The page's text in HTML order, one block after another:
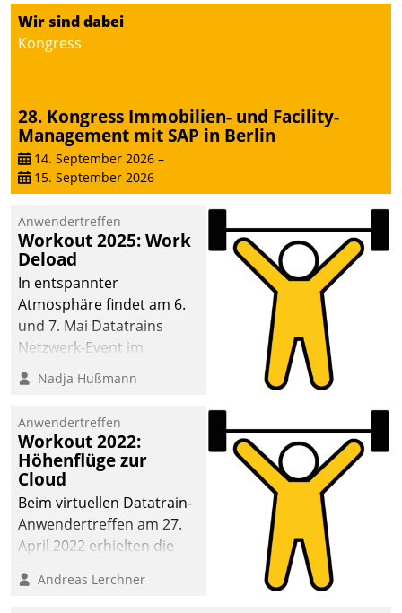
Wir sind dabei
Kongress
28. Kongress Immobilien- und Facility-
Management mit SAP in Berlin
14. September 2026 –
15. September 2026
Anwendertreffen
Workout 2025: Work
Deload
In entspannter
Atmosphäre findet am 6.
und 7. Mai Datatrains
Netzwerk-Event im
Kunden- und Partnerkreis
statt. Zentrale Frage: Wie
Mammutprojekte
meistern und Workloads
wuppen – bei zunehmend
anspruchsvollen
Aufgaben und
abnehmendem
Nadja Hußmann
Anwendertreffen
Workout 2022:
Höhenflüge zur
Cloud
Beim virtuellen Datatrain-
Anwendertreffen am 27.
April 2022 erhielten die
Teilnehmer kurzweilige
Andreas Lerchner